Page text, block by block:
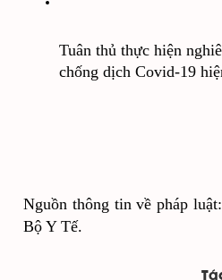
Tuân thủ thực hiện
chống dịch Covid-19
Nguồn thông tin về pháp
Bộ Y Tế.